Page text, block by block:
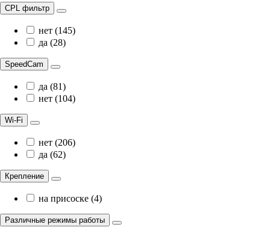
CPL фильтр
нет (145)
да (28)
SpeedCam
да (81)
нет (104)
Wi-Fi
нет (206)
да (62)
Крепление
на присоске (4)
Различные режимы работы